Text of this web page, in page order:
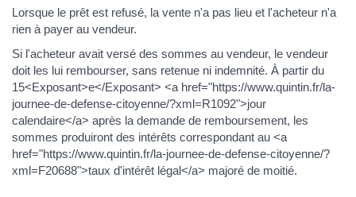
Lorsque le prêt est refusé, la vente n'a pas lieu et l'acheteur n'a
rien à payer au vendeur.
Si l'acheteur avait versé des sommes au vendeur, le vendeur
doit les lui rembourser, sans retenue ni indemnité. À partir du
15<Exposant>e</Exposant> <a href="https://www.quintin.fr/la-
journee-de-defense-citoyenne/?xml=R1092">jour
calendaire</a> après la demande de remboursement, les
sommes produiront des intérêts correspondant au <a
href="https://www.quintin.fr/la-journee-de-defense-citoyenne/?
xml=F20688">taux d'intérêt légal</a> majoré de moitié.